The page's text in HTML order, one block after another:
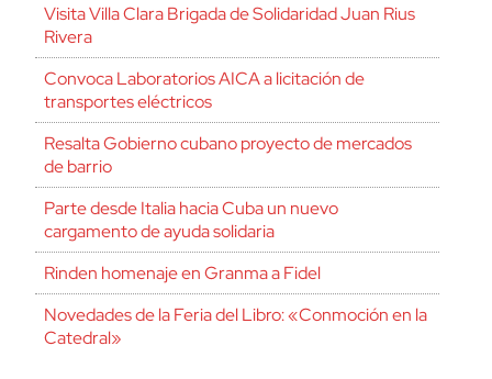
Visita Villa Clara Brigada de Solidaridad Juan Rius
Rivera
Convoca Laboratorios AICA a licitación de
transportes eléctricos
Resalta Gobierno cubano proyecto de mercados
de barrio
Parte desde Italia hacia Cuba un nuevo
cargamento de ayuda solidaria
Rinden homenaje en Granma a Fidel
Novedades de la Feria del Libro: «Conmoción en la
Catedral»